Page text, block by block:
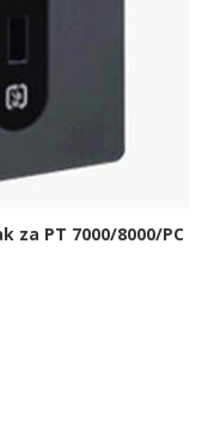
za PT 7000/8000/PC